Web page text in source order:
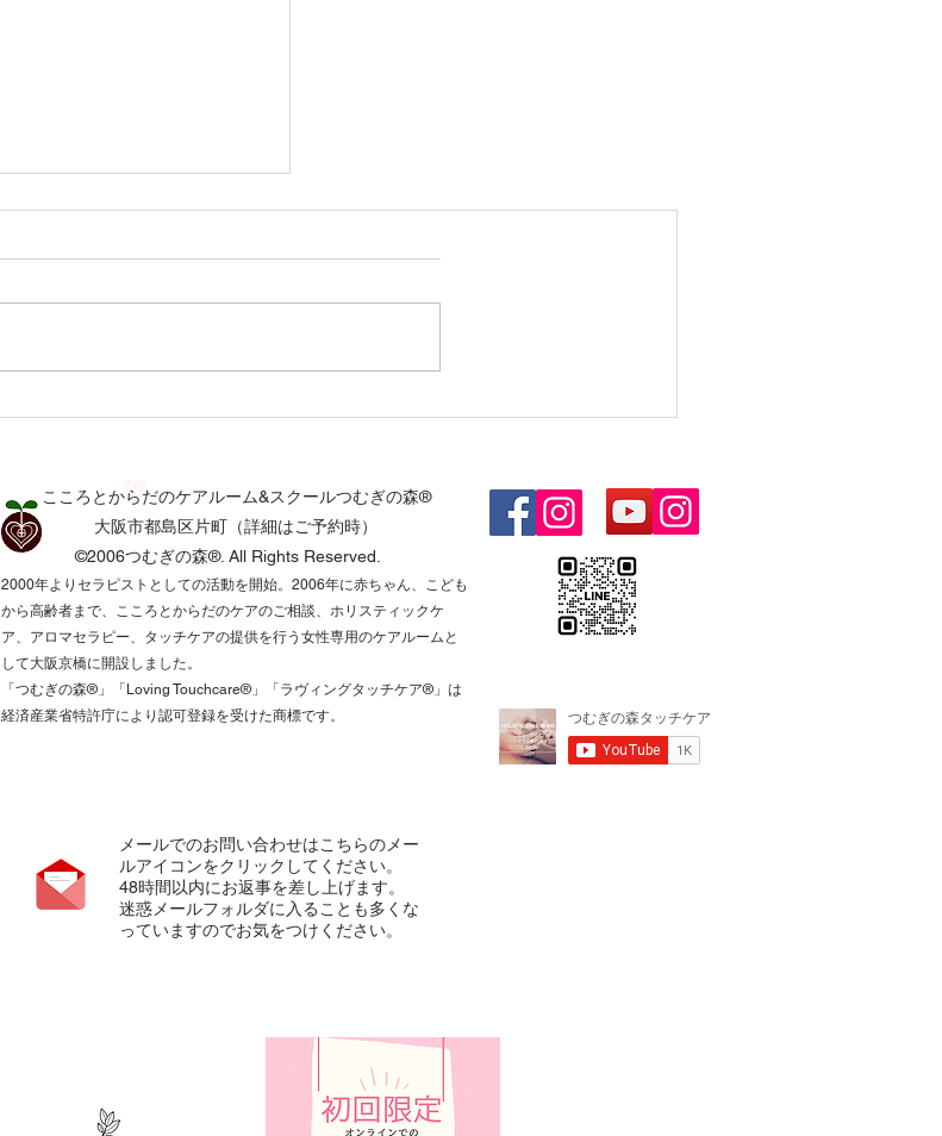
®©
こころとからだのケアルーム&スクールつむぎの森®
​​大阪市都島区片町（詳細はご予約時）
©2006つむぎの森®. All Rights Reserved.​
2000年よりセラピストとしての活動を開始。2006年に赤ちゃん、こども
から高齢者まで、こころとからだのケアのご相談、ホリスティックケ
ア、アロマセラピー、タッチケアの提供を行う女性専用のケアルームと
して大阪京橋に開設しました。
「つむぎの森®️」「Loving Touchcare®️」「ラヴィングタッチケア®️」は
経済産業省特許庁により認可登録を受けた商標です。
メールでのお問い合わせはこちらのメー
ルアイコンをクリックしてください。
​48時間以内にお返事を差し上げます。
​迷惑メールフォルダに入ることも多くな
っていますのでお気をつけください。